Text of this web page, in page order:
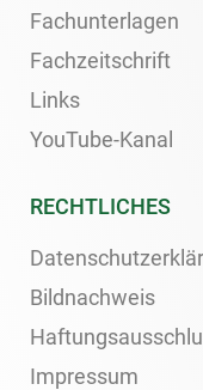
Fachunterlagen
Fachzeitschrift
Links
YouTube-Kanal
RECHTLICHES
Bildnachweis
Impressum